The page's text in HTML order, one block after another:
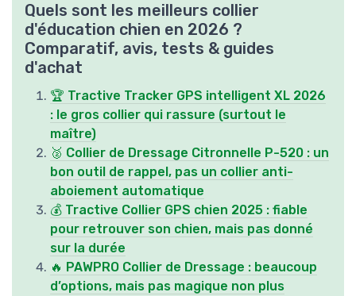
Quels sont les meilleurs collier
d'éducation chien en 2026 ?
Comparatif, avis, tests & guides
d'achat
🏆 Tractive Tracker GPS intelligent XL 2026
: le gros collier qui rassure (surtout le
maître)
🥈 Collier de Dressage Citronnelle P-520 : un
bon outil de rappel, pas un collier anti-
aboiement automatique
💰 Tractive Collier GPS chien 2025 : fiable
pour retrouver son chien, mais pas donné
sur la durée
🔥 PAWPRO Collier de Dressage : beaucoup
d’options, mais pas magique non plus